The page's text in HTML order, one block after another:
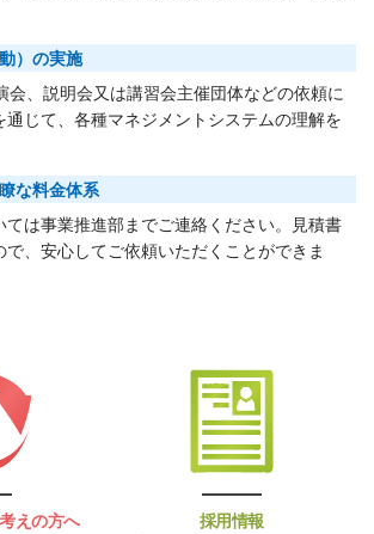
）の実施
会、説明会又は講習会主催団体などの依頼に
通じて、各種マネジメントシステムの理解を
な料金体系
ては事業推進部までご連絡ください。見積書
で、安心してご依頼いただくことができま
えの方へ 採用情報